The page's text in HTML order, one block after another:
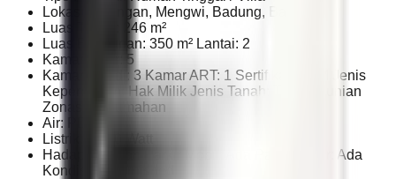
Lokasi: Gulingan, Mengwi, Badung, Bali
Luas Tanah: 246 m²
Luas Bangunan: 350 m² Lantai: 2
Kamar Tidur: 5
Kamar Mandi: 3 Kamar ART: 1 Sertifikat: SHM Jenis
Kepemilikan: Hak Milik Jenis Tanah: Tanah Hunian
Zonasi: Perumahan
Air: PDAM
Listrik: 2.200 Watt
Hadap: Selatan Parkir Mobil: Ada Parkir Motor: Ada
Kondisi: Unfurnished